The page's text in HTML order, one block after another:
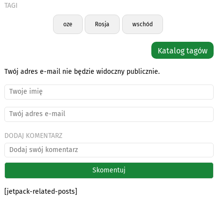
TAGI
oze Rosja wschód
Katalog tagów
Twój adres e-mail nie będzie widoczny publicznie.
DODAJ KOMENTARZ
[jetpack-related-posts]